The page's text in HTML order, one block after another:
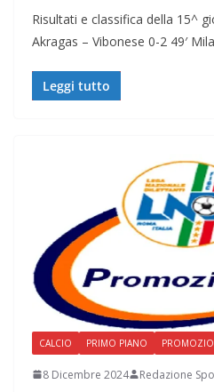
Risultati e classifica della 15^
Akragas – Vibonese 0-2 49′
Leggi tutto
CALCIO PRIMO PIANO
8 Dicembre 2024 Redazione